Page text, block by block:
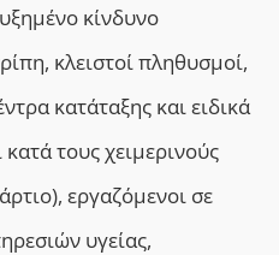
κίνδυνο
κλειστοί πληθυσμοί,
κατάταξης και ειδικά
τους χειμερινούς
εργαζόμενοι σε
υγείας,